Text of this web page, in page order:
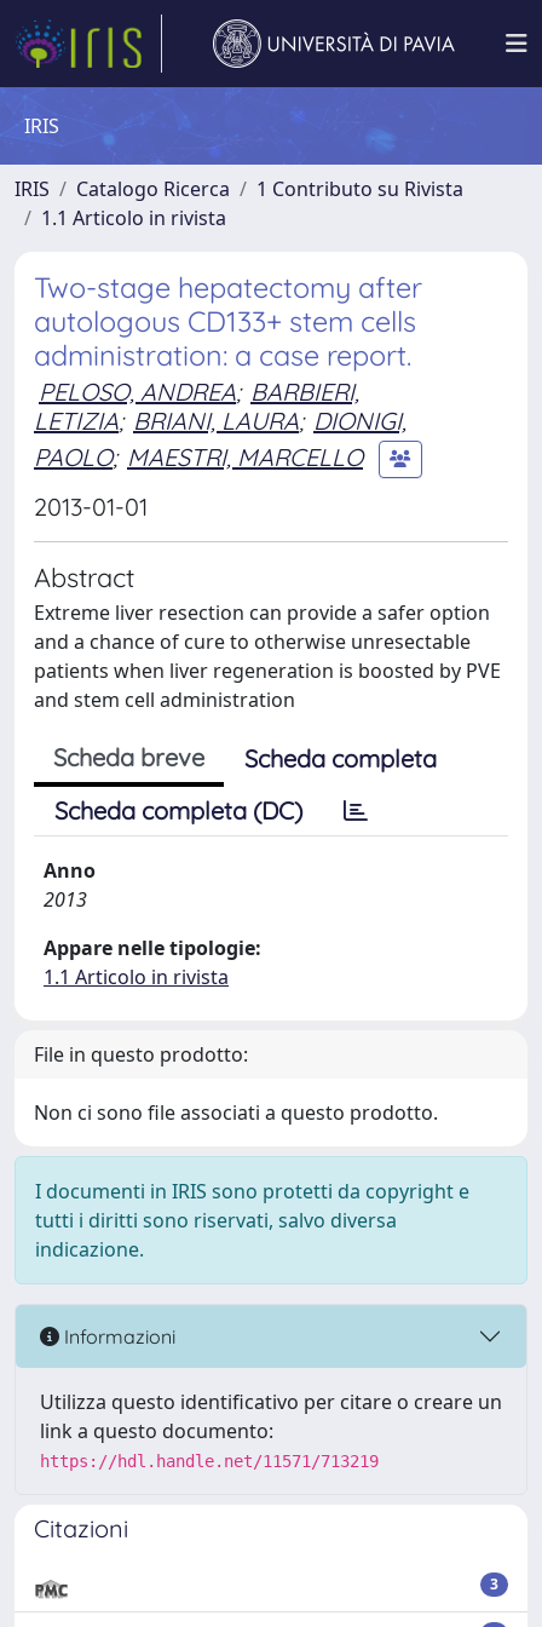
IRIS
IRIS Catalogo Ricerca
1 Contributo su Rivista
1.1 Articolo in rivista
Two-stage hepatectomy after
autologous CD133+ stem cells
administration: a case report.
PELOSO, ANDREA; BARBIERI,
LETIZIA; BRIANI, LAURA; DIONIGI,
PAOLO; MAESTRI, MARCELLO
2013-01-01
Abstract
Extreme liver resection can provide a safer option
and a chance of cure to otherwise unresectable
patients when liver regeneration is boosted by PVE
and stem cell administration
Scheda breve
Scheda completa
Scheda completa (DC)
Anno
2013
Appare nelle tipologie:
1.1 Articolo in rivista
File in questo prodotto:
Non ci sono file associati a questo prodotto.
I documenti in IRIS sono protetti da copyright e
tutti i diritti sono riservati, salvo diversa
indicazione.
Informazioni
Utilizza questo identificativo per citare o creare un
link a questo documento:
https://hdl.handle.net/11571/713219
Citazioni
3